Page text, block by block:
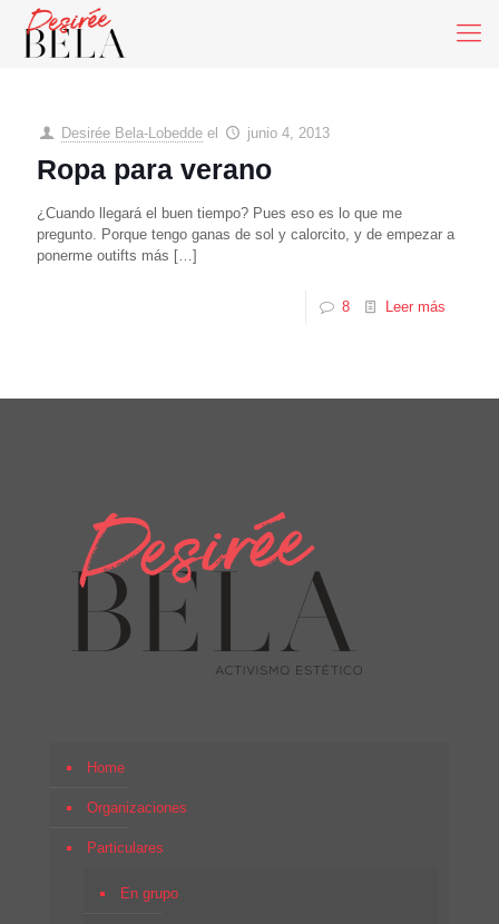
Desirée Bela-Lobedde el junio 4, 2013
Ropa para verano
¿Cuando llegará el buen tiempo? Pues eso es lo que me
pregunto. Porque tengo ganas de sol y calorcito, y de empezar a
ponerme outifts más […]
8 Leer más
Home
Organizaciones
Particulares
En grupo